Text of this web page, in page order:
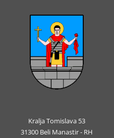
Kralja Tomislava 53
31300 Beli Manastir - RH